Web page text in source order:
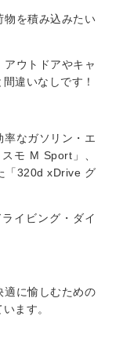
物を積み込みたい
ウトドアやキャ
違いなしです！
率なガソリン・エ
モ M Sport」、
「320d xDrive グ
イビング・ダイ
適に愉しむための
ます。